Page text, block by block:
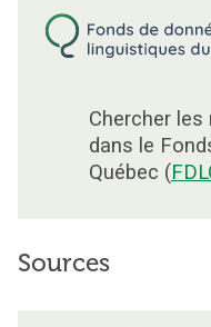
Chercher les
dans le
Québec (
Sources